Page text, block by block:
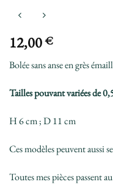
12,00€
Bolée sans anse en grès
Tailles pouvant variées de
H 6 cm ; D 11 cm
Ces modèles peuvent aussi
Toutes mes pièces passent